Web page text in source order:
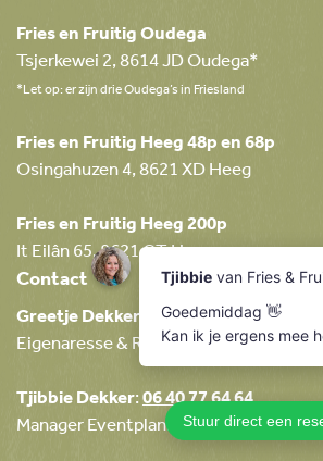
Fries en Fruitig Oudega
Tsjerkewei 2, 8614 JD Oudega*
*Let op: er zijn drie Oudega’s in Friesland
Fries en Fruitig Heeg 48p en 68p
Osingahuzen 4, 8621 XD Heeg
Fries en Fruitig Heeg 200p
It Eilân 65, 8621 CT Heeg
Contact
Greetje Dekker 06 23 32 08 49
Eigenaresse & Relatiemanager
Tjibbie Dekker:06 40 77 64 64
Manager Eventplanning & Boekingen